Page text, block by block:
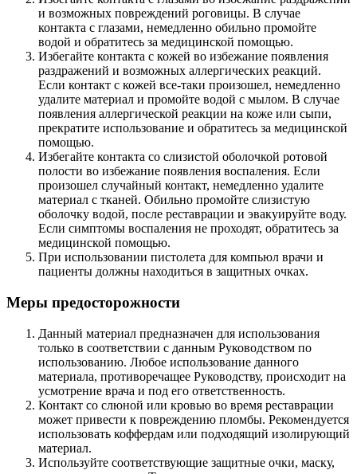
и возможных повреждений роговицы. В случае
контакта с глазами, немедленно обильно промойте
водой и обратитесь за медицинской помощью.
Избегайте контакта с кожей во избежание появления
раздражений и возможных аллергических реакций.
Если контакт с кожей все-таки произошел, немедленно
удалите материал и промойте водой с мылом. В случае
появления аллергической реакции на коже или сыпи,
прекратите использование и обратитесь за медицинской
помощью.
Избегайте контакта со слизистой оболочкой ротовой
полости во избежание появления воспаления. Если
произошел случайный контакт, немедленно удалите
материал с тканей. Обильно промойте слизистую
оболочку водой, после реставрации и эвакуируйте воду.
Если симптомы воспаления не проходят, обратитесь за
медицинской помощью.
При использовании пистолета для компьюл врачи и
пациенты должны находиться в защитных очках.
Меры предосторожности
Данный материал предназначен для использования
только в соответствии с данным Руководством по
использованию. Любое использование данного
материала, противоречащее Руководству, происходит на
усмотрение врача и под его ответственность.
Контакт со слюной или кровью во время реставрации
может привести к повреждению пломбы. Рекомендуется
использовать коффердам или подходящий изолирующий
материал.
Используйте соответствующие защитные очки, маску,